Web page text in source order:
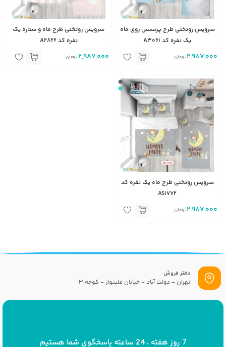
سرویس روتختی طرح پرنسس روی ماه
یک نفره کد A3061
2,987,000 تومان
سرویس روتختی طرح ماه و ستاره یک
نفره کد A2866
2,987,000 تومان
سرویس روتختی طرح ماه یک نفره کد
AS1772
2,987,000 تومان
دفتر فروش
تهران - دولت آباد - خیابان علینواز - کوچه 3
7 روز هفته ، 24 ساعته پاسخگوی شما هستیم